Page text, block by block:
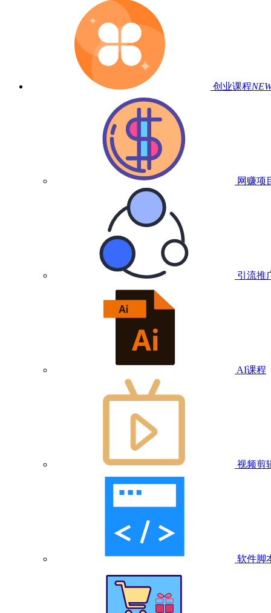
创业课程
网赚项
引流推
AI课程
视频剪
软件脚